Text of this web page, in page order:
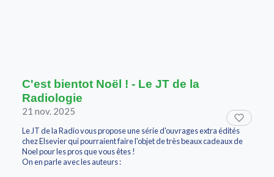
C'est bientot Noël ! - Le JT de la
Radiologie
21 nov. 2025
Le JT de la Radio vous propose une série d'ouvrages extra édités
chez Elsevier qui pourraient faire l'objet de très beaux cadeaux de
Noel pour les pros que vous êtes !
On en parle avec les auteurs :